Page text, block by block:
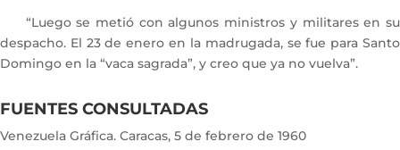
“Luego se metió con algunos ministros y militares en su
despacho. El 23 de enero en la madrugada, se fue para Santo
Domingo en la “vaca sagrada”, y creo que ya no vuelva”.
FUENTES CONSULTADAS
Venezuela Gráfica. Caracas, 5 de febrero de 1960